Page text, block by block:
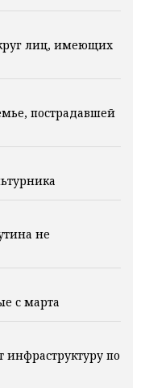
лиц, имеющих
пострадавшей
не
с марта
по